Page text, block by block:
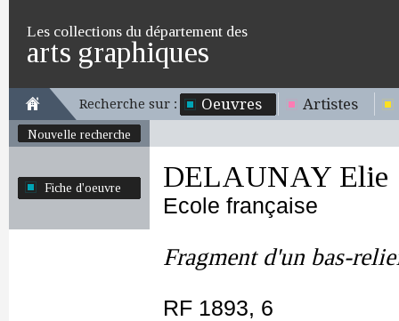
Les collections du département des
arts graphiques
Recherche sur : Oeuvres Artistes
Nouvelle recherche
Fiche d'oeuvre DELAUNAY Elie
Ecole française
Fragment d'un bas-
RF 1893, 6